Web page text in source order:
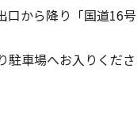
口から降り「国道16号
駐車場へお入りくださ